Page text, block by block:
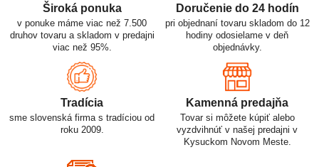
Široká ponuka
v ponuke máme viac než 7.500
druhov tovaru a skladom v predajni
viac než 95%.
Doručenie do 24 hodín
pri objednaní tovaru skladom do 12
hodiny odosielame v deň
objednávky.
Tradícia
sme slovenská firma s tradíciou od
roku 2009.
Kamenná predajňa
Tovar si môžete kúpiť alebo
vyzdvihnúť v našej predajni v
Kysuckom Novom Meste.